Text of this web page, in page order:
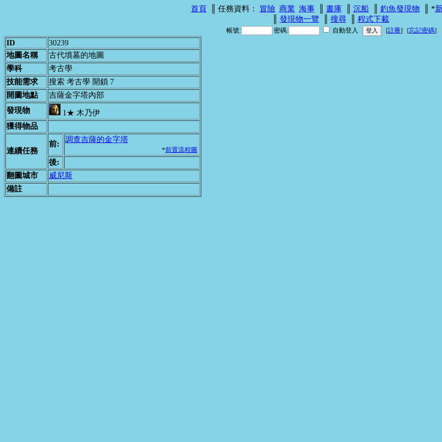
首頁║ 任務資料： 冒險 商業 海事║ 書庫║ 沉船║ 釣魚發現物 ║ *
發現物一覽 搜尋║ 程式下載
帳號: 密碼: 自動登入 [註冊] [忘記密碼]
ID
30239
地圖名稱
古代墳墓的地圖
學科
考古學
技能需求
搜索 考古學 開鎖 7
開圖地點
吉薩金字塔內部
發現物
1★ 木乃伊
獲得物品
連續任務
前:
調查吉薩的金字塔
*前置流程圖
後:
翻圖城市
威尼斯
備註